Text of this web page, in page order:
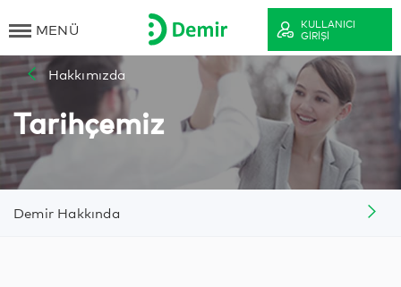
MENÜ
KULLANICI
GIRIŞI
Hakkımızda
Tarihçemiz
Demir Hakkında